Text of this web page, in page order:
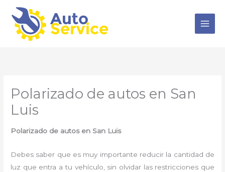
contenido
Polarizado de autos en San
Luis
Polarizado de autos en San Luis
Debes saber que es muy importante reducir la cantidad de
luz que entra a tu vehículo, sin olvidar las restricciones que